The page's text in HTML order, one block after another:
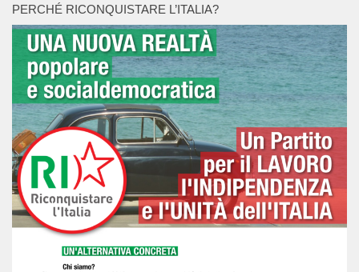
PERCHÉ RICONQUISTARE L’ITALIA?